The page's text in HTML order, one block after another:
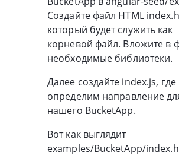
Создайте файл HTML
который будет служить как
корневой файл. Вложите в
необходимые библиотеки.
Далее создайте index.js,
определим направление
нашего BucketApp.
Вот как выглядит
examples/BucketApp/